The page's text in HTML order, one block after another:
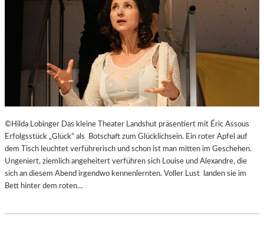
I
K
V
E
R
A
N
S
T
L
T
E
M
©Hilda Lobinger Das kleine Theater Landshut präsentiert mit Éric Assous
Erfolgsstück „Glück“ als Botschaft zum Glücklichsein. Ein roter Apfel auf
dem Tisch leuchtet verführerisch und schon ist man mitten im Geschehen.
Ungeniert, ziemlich angeheitert verführen sich Louise und Alexandre, die
sich an diesem Abend irgendwo kennenlernten. Voller Lust landen sie im
Bett hinter dem roten…